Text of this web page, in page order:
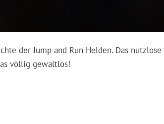
der Jump and Run Helden. Das
völlig gewaltlos!